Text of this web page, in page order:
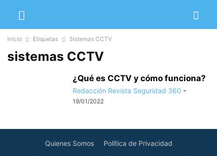
Inicio Etiquetas Sistemas CCTV
sistemas CCTV
¿Qué es CCTV y cómo funciona?
Redacción Revista Seguridad 360 -
19/01/2022
Quienes Somos Política de Privacidad